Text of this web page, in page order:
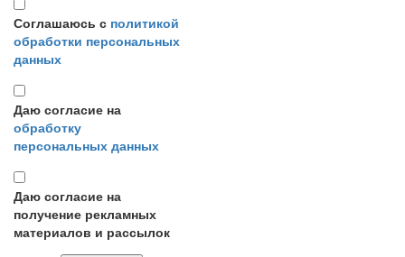
Соглашаюсь с политикой
обработки персональных
данных
Даю согласие на
обработку
персональных данных
Даю согласие на
получение рекламных
материалов и рассылок